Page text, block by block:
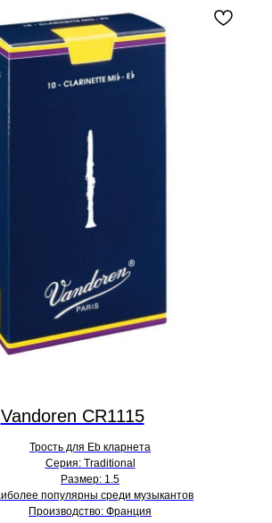
Vandoren CR1115
Трость для Eb кларнета
Серия: Traditional
Размер: 1.5
популярны среди музыкантов
Производство: Франция